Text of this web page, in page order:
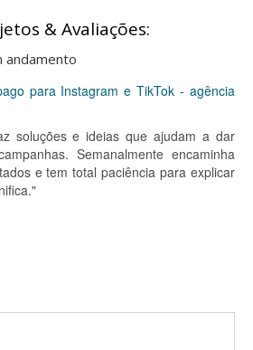
& Avaliações:
andamento
para Instagram e TikTok - agência
soluções e ideias que ajudam a dar
Semanalmente encaminha
e tem total paciência para explicar